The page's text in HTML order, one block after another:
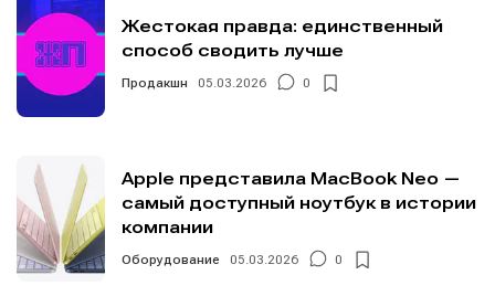
Жестокая правда: единственный
способ сводить лучше
Продакшн 05.03.2026 0
Apple представила MacBook Neo —
самый доступный ноутбук в истории
компании
Оборудование 05.03.2026 0